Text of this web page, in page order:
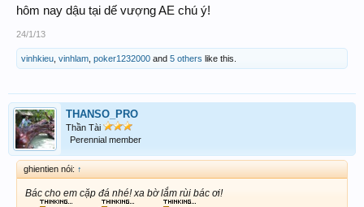
hôm nay dậu tại dế vượng AE chú ý!
24/1/13
vinhkieu vinhlam poker1232000 and 5 others like this.
THANSO_PRO
Thần Tài
Perennial member
ghientien nói: ↑
Bác cho em cặp đá nhé! xa bờ lắm rùi bác ơi!